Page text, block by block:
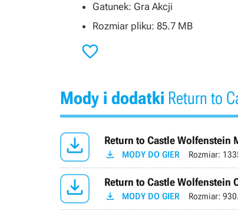
Gatunek: Gra Akcji
Rozmiar pliku: 85.7 MB

Mody i dodatki Return to
 Return to Castle Wolfenstein
 MODY DO GIER Rozmiar:
 Return to Castle Wolfenstein
 MODY DO GIER Rozmiar: